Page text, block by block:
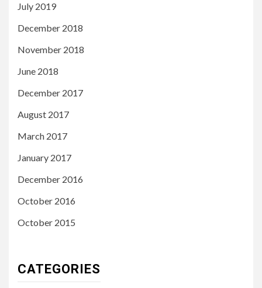
July 2019
December 2018
November 2018
June 2018
December 2017
August 2017
March 2017
January 2017
December 2016
October 2016
October 2015
CATEGORIES